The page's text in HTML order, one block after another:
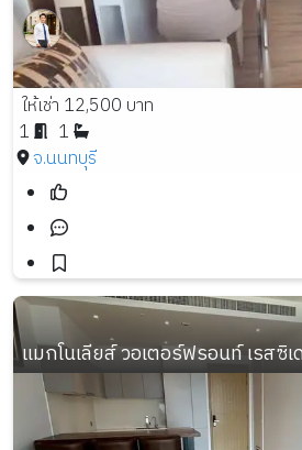
ให้เช่า 12,500 บาท
1
1
จ.นนทบุรี
แมกโนเลียส์ วอเตอร์ฟรอนท์ เรสซิ